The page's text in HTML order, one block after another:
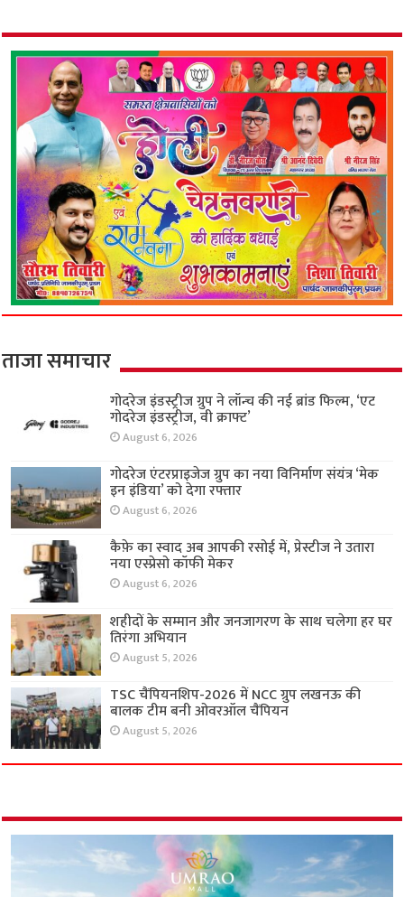
ताजा समाचार
गोदरेज इंडस्ट्रीज ग्रुप ने लॉन्च की नई ब्रांड फिल्म, ‘एट
गोदरेज इंडस्ट्रीज, वी क्राफ्ट’
August 6, 2026
गोदरेज एंटरप्राइजेज ग्रुप का नया विनिर्माण संयंत्र ‘मेक
इन इंडिया’ को देगा रफ्तार
August 6, 2026
कैफ़े का स्वाद अब आपकी रसोई में, प्रेस्टीज ने उतारा
नया एस्प्रेसो कॉफी मेकर
August 6, 2026
शहीदों के सम्मान और जनजागरण के साथ चलेगा हर घर
तिरंगा अभियान
August 5, 2026
TSC चैंपियनशिप-2026 में NCC ग्रुप लखनऊ की
बालक टीम बनी ओवरऑल चैंपियन
August 5, 2026